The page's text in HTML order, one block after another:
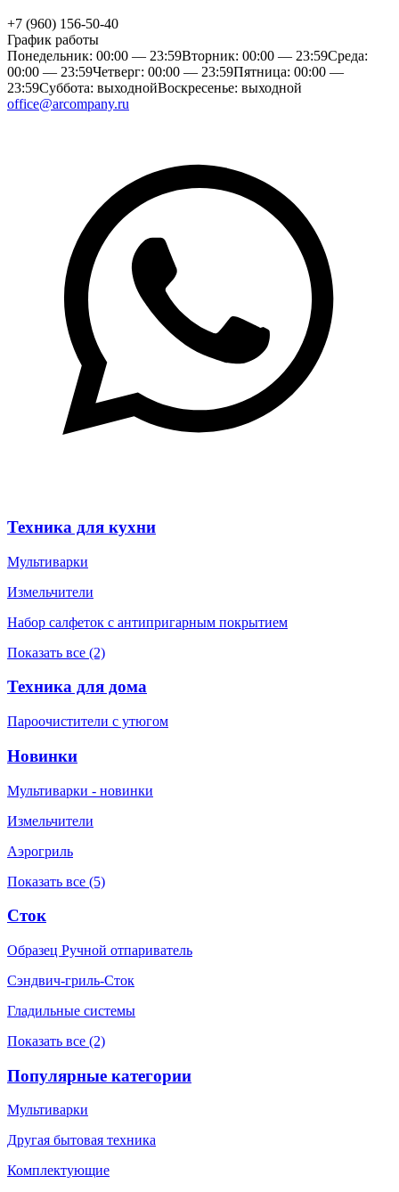
+7 (960) 156-50-40
График работы
Понедельник: 00:00 — 23:59Вторник: 00:00 — 23:59Среда:
00:00 — 23:59Четверг: 00:00 — 23:59Пятница: 00:00 —
23:59Суббота: выходнойВоскресенье: выходной
office@arcompany.ru
Техника для кухни
Мультиварки
Измельчители
Набор салфеток с антипригарным покрытием
Показать все (2)
Техника для дома
Пароочистители с утюгом
Новинки
Мультиварки - новинки
Измельчители
Аэрогриль
Показать все (5)
Сток
Образец Ручной отпариватель
Сэндвич-гриль-Сток
Гладильные системы
Показать все (2)
Популярные категории
Мультиварки
Другая бытовая техника
Комплектующие